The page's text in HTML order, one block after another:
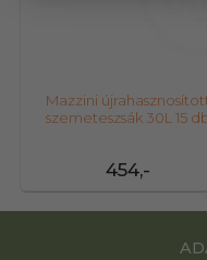
454,-
Mazzini
szemeteszsák 30L 15